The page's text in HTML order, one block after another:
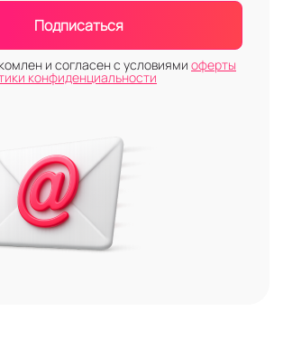
Подписаться
и согласен с условиями оферты
конфиденциальности